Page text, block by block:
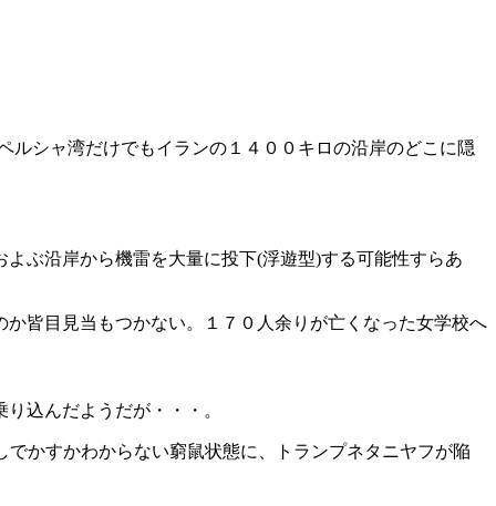
シャ湾だけでもイランの１４００キロの沿岸のどこに隠
ぶ沿岸から機雷を大量に投下(浮遊型)する可能性すらあ
皆目見当もつかない。１７０人余りが亡くなった女学校へ
込んだようだが・・・。
かすかわからない窮鼠状態に、トランプネタニヤフが陥